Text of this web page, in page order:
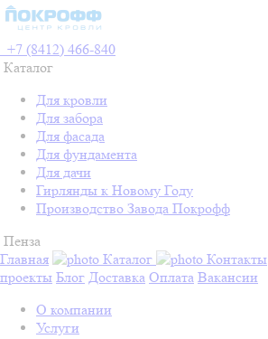
+7 (8412) 466-840
Каталог
Для кровли
Для забора
Для фасада
Для фундамента
Для дачи
Гирлянды к Новому Году
Производство Завода Покрофф
Пенза
Главная
Каталог Контакты
проекты Блог Доставка Оплата Вакансии
О компании
Услуги